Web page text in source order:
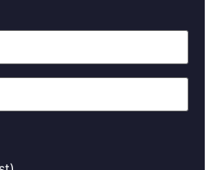
je verbruik en kosten